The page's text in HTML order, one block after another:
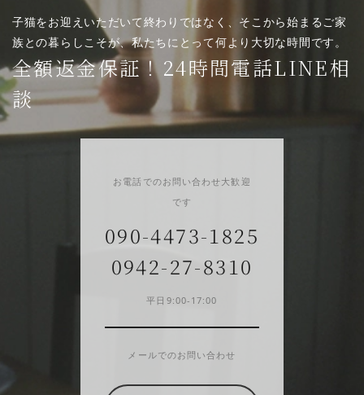
子猫をお迎えいただいて終わりではなく、そこから始まるご家
族との暮らしこそが、私たちにとって何より大切な時間です。
全額返金保証！24時間電話LINE相
談
お電話でのお問い合わせ大歓迎
です
090-4473-1825
0942-27-8310
平日9:00-17:00
メールでのお問い合わせ